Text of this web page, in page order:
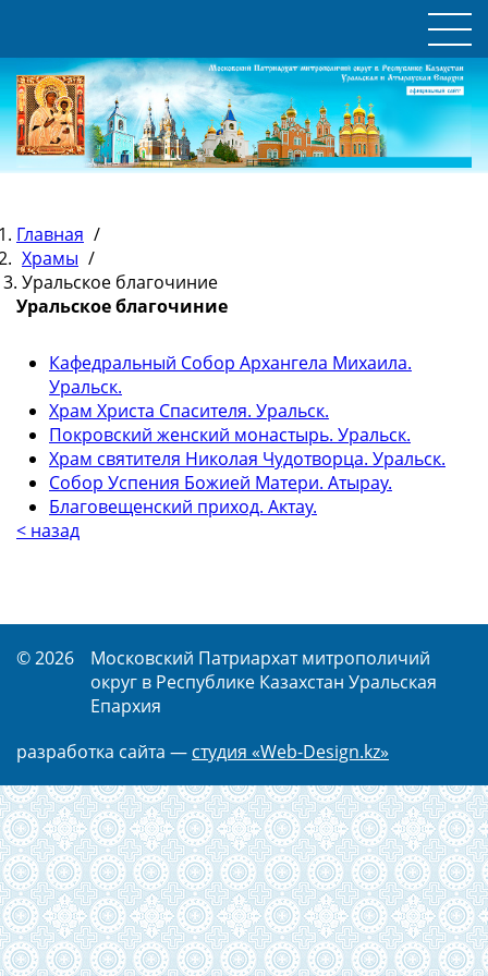
Главная /
Храмы /
Уральское благочиние
Уральское благочиние
Кафедральный Собор Архангела Михаила.
Уральск.
Храм Христа Спасителя. Уральск.
Покровский женский монастырь. Уральск.
Храм святителя Николая Чудотворца. Уральск.
Собор Успения Божией Матери. Атырау.
Благовещенский приход. Актау.
< назад
© 2026
Московский Патриархат митрополичий
округ в Республике Казахстан Уральская
Епархия
разработка сайта — студия «Web-Design.kz»